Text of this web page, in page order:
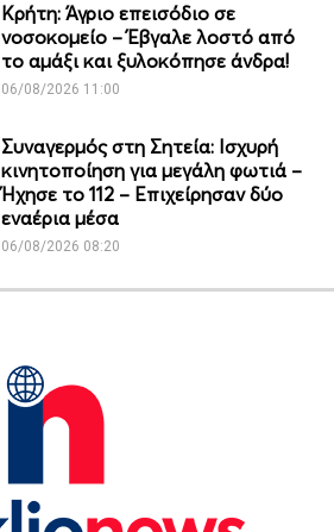
Κρήτη: Άγριο επεισόδιο σε
νοσοκομείο – Έβγαλε λοστό από
το αμάξι και ξυλοκόπησε άνδρα!
06/08/2026 11:00
Συναγερμός στη Σητεία: Ισχυρή
κινητοποίηση για μεγάλη φωτιά –
Ήχησε το 112 – Επιχείρησαν δύο
εναέρια μέσα
06/08/2026 08:20